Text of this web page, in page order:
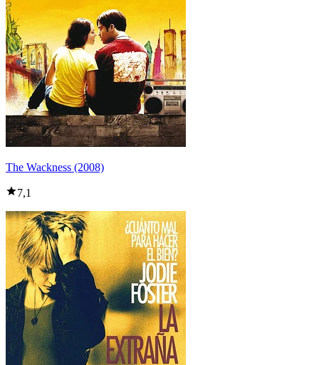
The Wackness (2008)
7,1